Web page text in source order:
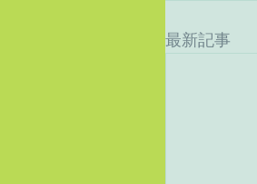
最新記事